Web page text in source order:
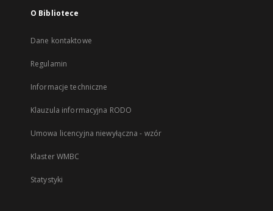
O Bibliotece
Dane kontaktowe
Regulamin
Informacje techniczne
Klauzula informacyjna RODO
Umowa licencyjna niewyłączna - wzór
Klaster WMBC
Statystyki